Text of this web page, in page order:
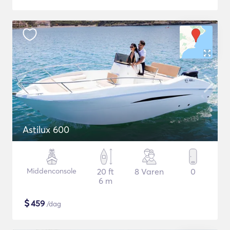
Astilux 600
Middenconsole
20 ft
6 m
8 Varen 0
$459 /dag